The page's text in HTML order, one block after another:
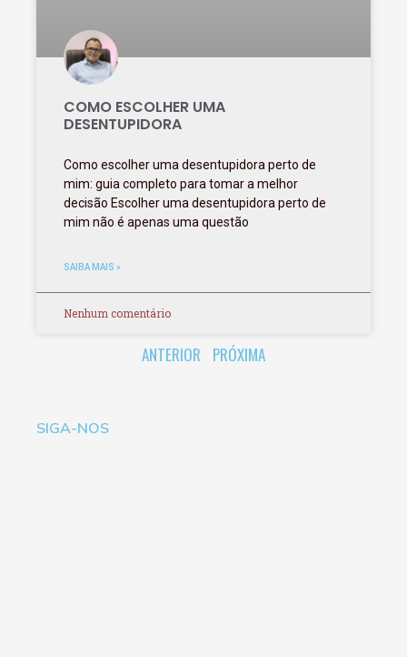
COMO ESCOLHER UMA
DESENTUPIDORA
Como escolher uma desentupidora perto de
mim: guia completo para tomar a melhor
decisão Escolher uma desentupidora perto de
mim não é apenas uma questão
SAIBA MAIS »
Nenhum comentário
ANTERIOR PRÓXIMA
SIGA-NOS